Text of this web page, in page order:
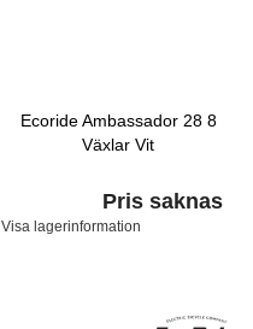
Ecoride Ambassador 28 8
Växlar Vit
Pris saknas
Visa lagerinformation